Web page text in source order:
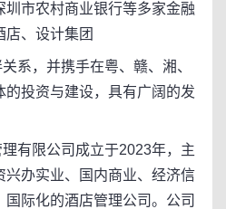
圳市农村商业银行等多家金融
店、设计集团
，并携手在粤、赣、湘、
投资与建设，具有广阔的发
有限公司成立于2023年，主
兴办实业、国内商业、经济信
际化的酒店管理公司。公司